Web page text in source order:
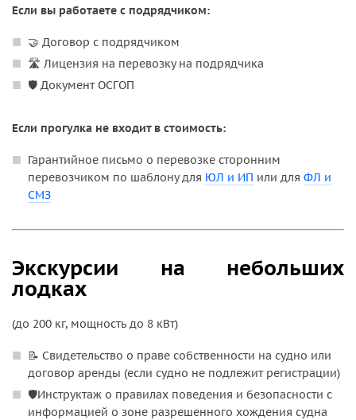
Если вы работаете с подрядчиком:
🤝 Договор с подрядчиком
🛣️ Лицензия на перевозку на подрядчика
🛡️ Документ ОСГОП
Если прогулка не входит в стоимость:
Гарантийное письмо о перевозке сторонним
перевозчиком по шаблону для ЮЛ и ИП или для ФЛ и
СМЗ
Экскурсии на небольших
лодках
(до 200 кг, мощность до 8 кВт)
📝 Свидетельство о праве собственности на судно или
договор аренды (если судно не подлежит регистрации)
🛡️Инструктаж о правилах поведения и безопасности с
информацией о зоне разрешенного хождения судна